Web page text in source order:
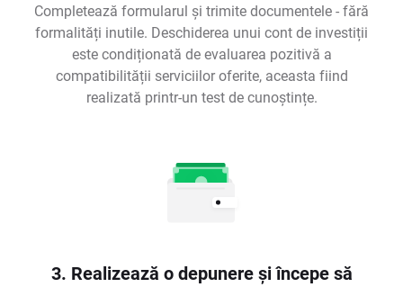
Completează formularul și trimite documentele - fără
formalități inutile. Deschiderea unui cont de investiții
este condiționată de evaluarea pozitivă a
compatibilității serviciilor oferite, aceasta fiind
realizată printr-un test de cunoștințe.
3. Realizează o depunere și începe să